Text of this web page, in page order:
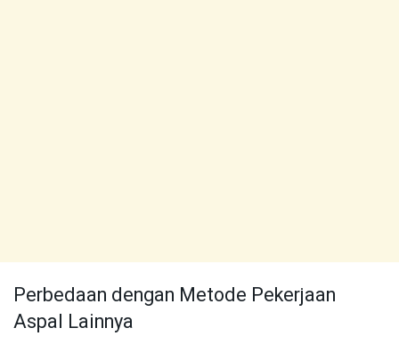
Perbedaan dengan Metode Pekerjaan
Aspal Lainnya